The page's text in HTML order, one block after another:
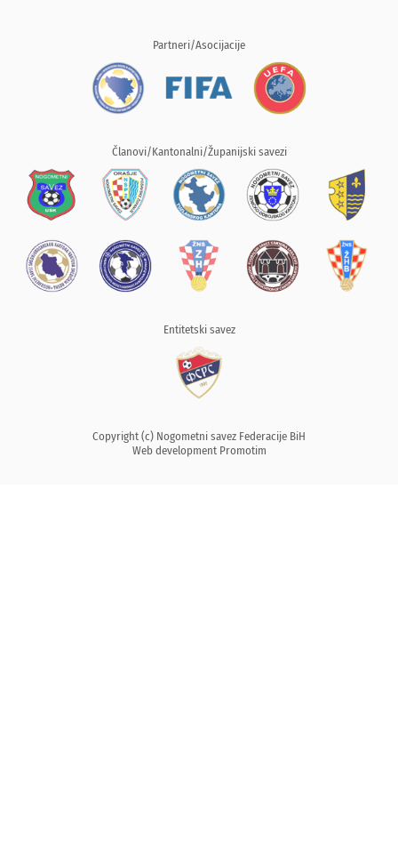
Partneri/Asocijacije
Članovi/Kantonalni/Županijski savezi
Entitetski savez
Copyright (c) Nogometni savez Federacije BiH
Web development Promotim